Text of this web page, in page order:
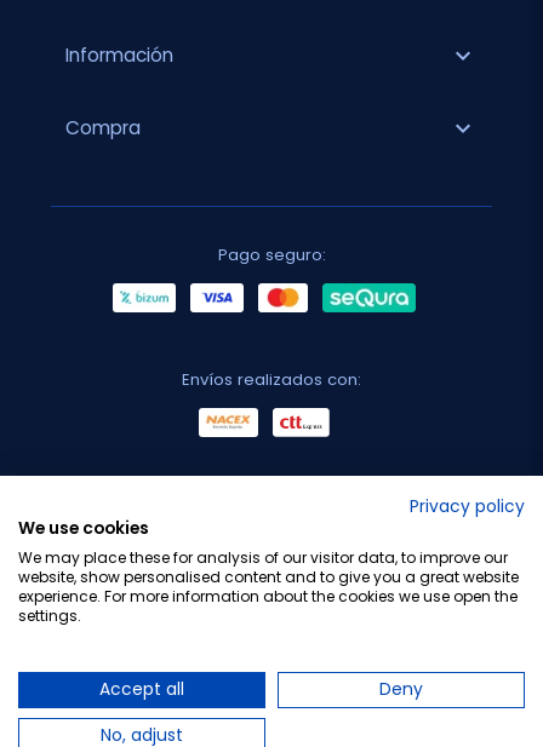
Información expand_more
Compra expand_more
Pago seguro:
Envíos realizados con:
Privacy policy
We use cookies
We may place these for analysis of our visitor data, to improve our
website, show personalised content and to give you a great website
experience. For more information about the cookies we use open the
settings.
Accept all
Deny
No, adjust